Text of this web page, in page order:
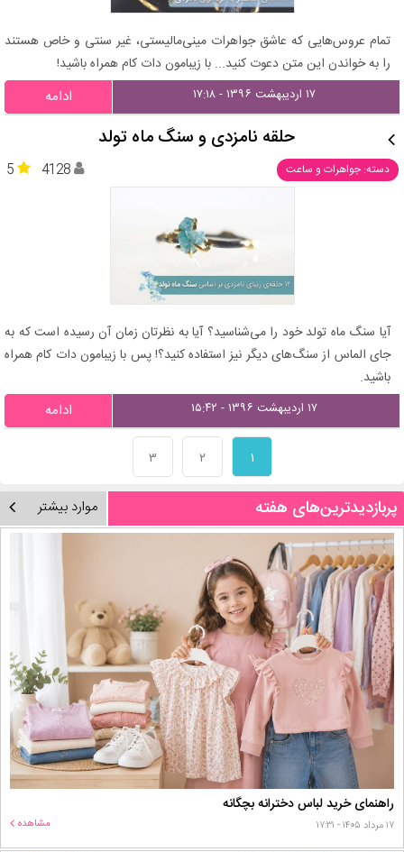
تمام عروس‌هایی که عاشق جواهرات مینی‌مالیستی، غیر سنتی و خاص هستند
را به خواندن این متن دعوت کنید... با زیبامون دات کام همراه باشید!
۱۷ اردیبهشت ۱۳۹۶ - ۱۷:۱۸ ادامه
حلقه نامزدی و سنگ ماه تولد
دسته: جواهرات و ساعت 5 4128
آیا سنگ ماه تولد خود را می‌شناسید؟ آیا به نظرتان زمان آن رسیده است که به
جای الماس از سنگ‌های دیگر نیز استفاده کنید؟! پس با زیبامون دات کام همراه
باشید.
۱۷ اردیبهشت ۱۳۹۶ - ۱۵:۴۲ ادامه
۱ ۲ ۳
پربازدیدترین‌های هفته موارد بیشتر
راهنمای خرید لباس دخترانه بچگانه
۱۷ مرداد ۱۴۰۵ - ۱۷:۳۱ مشاهده